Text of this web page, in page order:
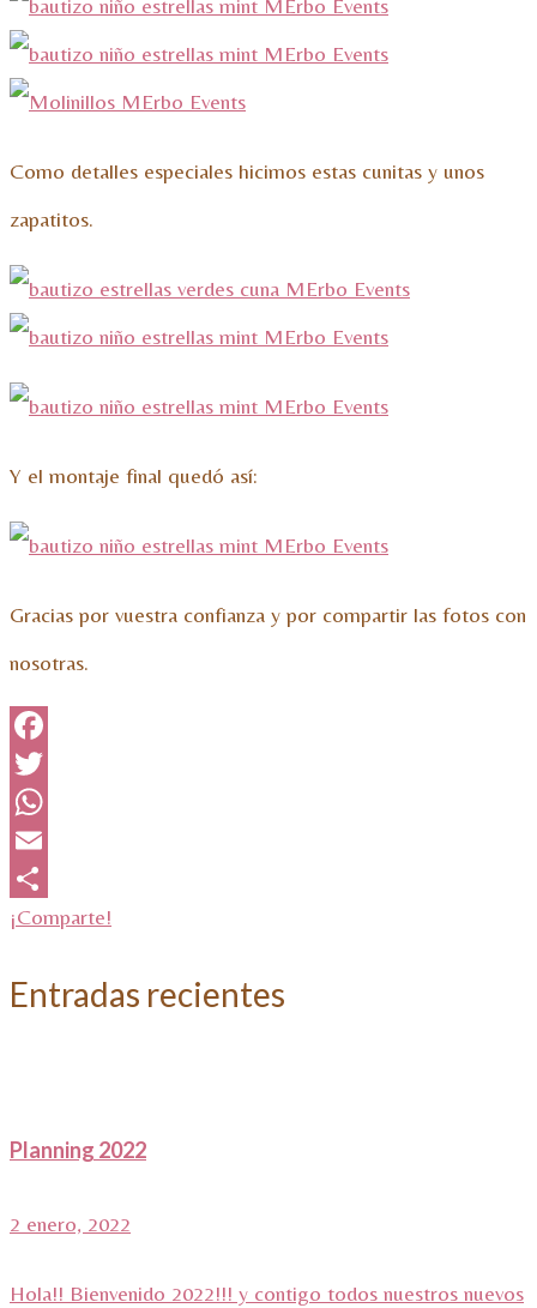
Como detalles especiales hicimos estas cunitas y unos
zapatitos.
Y el montaje final quedó así:
Gracias por vuestra confianza y por compartir las fotos con
nosotras.
Facebook
Twitter
WhatsApp
Email
¡Comparte!
Entradas recientes
Planning 2022
2 enero, 2022
Hola!! Bienvenido 2022!!! y contigo todos nuestros nuevos